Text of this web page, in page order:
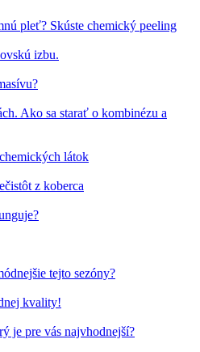
pleť? Skúste chemický peeling
izbu.
Ako sa starať o kombinézu a
látok
z koberca
tejto sezóny?
kvality!
je pre vás najvhodnejší?